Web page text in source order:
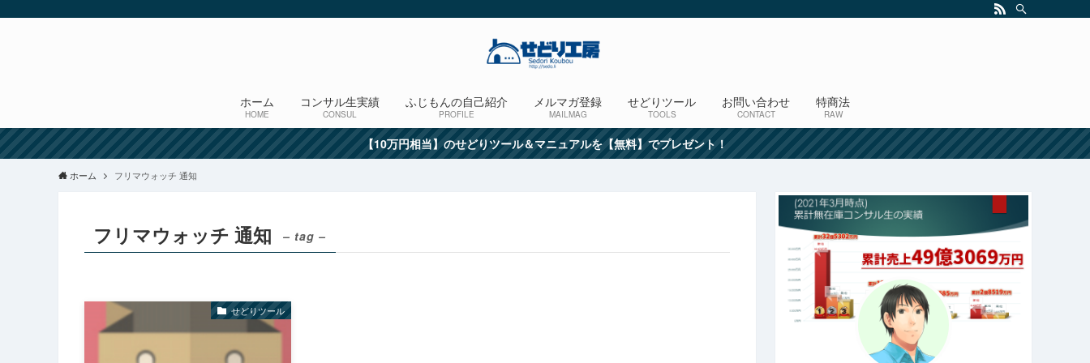
ホーム
HOME
コンサル生実績
CONSUL
ふじもんの自己紹介
PROFILE
メルマガ登録
MAILMAG
せどりツール
TOOLS
お問い合わせ
CONTACT
特商法
RAW
【10万円相当】のせどりツール＆マニュアルを【無料】でプレゼント！
ホーム フリマウォッチ 通知
フリマウォッチ 通知 – tag –
せどりツール